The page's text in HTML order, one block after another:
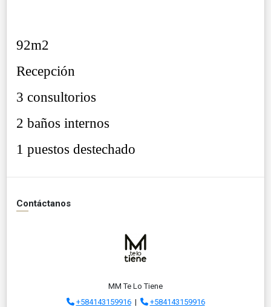
92m2
Recepción
3 consultorios
2 baños internos
1 puestos destechado
Contáctanos
MM Te Lo Tiene
+584143159916|
+584143159916